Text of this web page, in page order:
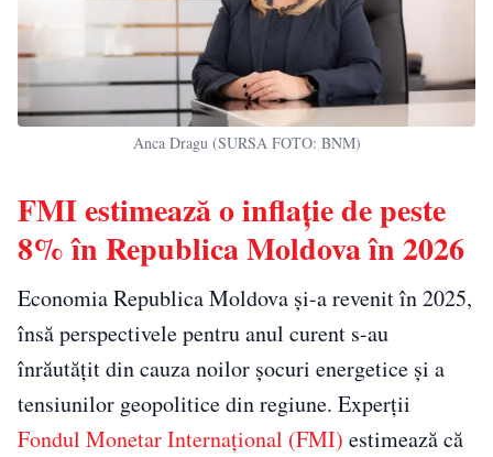
Anca Dragu (SURSA FOTO: BNM)
FMI estimează o inflație de peste
8% în Republica Moldova în 2026
Economia Republica Moldova și-a revenit în 2025,
însă perspectivele pentru anul curent s-au
înrăutățit din cauza noilor șocuri energetice și a
tensiunilor geopolitice din regiune. Experții
Fondul Monetar Internațional (FMI) estimează că